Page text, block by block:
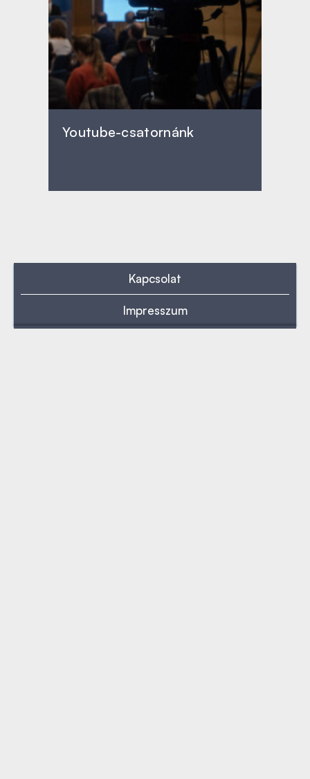
Youtube-csatornánk
Kapcsolat
Impresszum